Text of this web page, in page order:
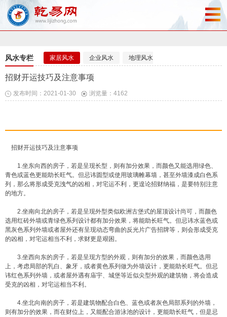
风水专栏 家居风水 企业风水 地理风水
招财开运技巧及注意事项
发布时间：2021-01-30 浏览量：4162
招财开运技巧及注意事项
1.坐东向西的房子，若是呈现长型，则有加分效果，而颜色又能选用绿色、
青色或蓝色更能助长旺气。但忌讳圆型或使用玻璃帷幕墙，甚至外墙漆成白色系
列，那么将形成受克洩气的凶相，对宅运不利，更遑论招财纳福，是要特别注意
的地方。
2.坐南向北的房子，若是呈现外型类似欧洲古堡式的屋顶设计尚可，而颜色
选用红砖外墙或青绿色系列设计都有加分效果，将能助长旺气。但忌讳水蓝色或
黑灰色系列外墙或者屋外还有呈现动态弯曲的反光片广告招牌等，则会形成受克
的凶相，对宅运相当不利，求财更是艰困。
3.坐西向东的房子，若是呈现方型的外观，则有加分的效果，而颜色选用
上，考虑局部的乳白、象牙，或者黄色系列做为外墙设计，更能助长旺气。但忌
讳红色系列外墙，或者屋外遇有庙宇、城堡等近似尖型外观的建筑物，将会造成
受克的凶相，对宅运相当不利。
4.坐北向南的房子，若是建筑物配合白色、蓝色或者灰色局部系列的外墙，
则有加分的效果，而在财位上，又能配合游泳池的设计，更能助长旺气，但是忌